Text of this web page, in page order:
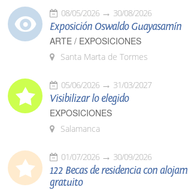
08/05/2026 30/08/2026
Exposición Oswaldo Guayasamín
ARTE / EXPOSICIONES
Santa Marta de Tormes
05/06/2026 31/03/2027
Visibilizar lo elegido
EXPOSICIONES
Salamanca
01/07/2026 30/09/2026
122 Becas de residencia con
gratuito